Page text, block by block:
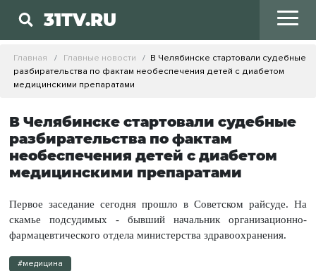
31TV.RU
Главная Главные новости
В Челябинске стартовали судебные
разбирательства по фактам необеспечения детей с диабетом
медицинскими препаратами
В Челябинске стартовали судебные
разбирательства по фактам
необеспечения детей с диабетом
медицинскими препаратами
Первое заседание сегодня прошло в Советском райсуде. На
скамье подсудимых - бывший начальник организационно-
фармацевтического отдела министерства здравоохранения.
#медицина